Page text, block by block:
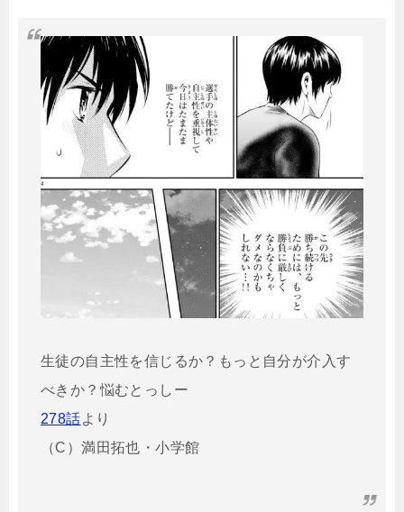
生徒の自主性を信じるか？もっと自分が介入す
べきか？悩むとっしー
278話より
（C）満田拓也・小学館